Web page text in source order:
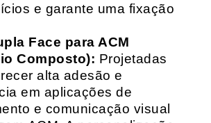
e garante uma fixação
Face para ACM
Composto): Projetadas
alta adesão e
em aplicações de
e comunicação visual